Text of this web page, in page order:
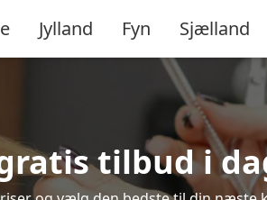
Jylland Fyn Sjælland
tilbud i